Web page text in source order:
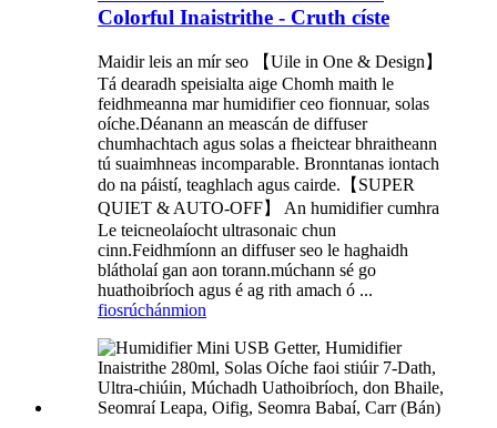
Colorful Inaistrithe - Cruth císte
Maidir leis an mír seo 【Uile in One & Design】
Tá dearadh speisialta aige Chomh maith le
feidhmeanna mar humidifier ceo fionnuar, solas
oíche.Déanann an meascán de diffuser
chumhachtach agus solas a fheictear bhraitheann
tú suaimhneas incomparable. Bronntanas iontach
do na páistí, teaghlach agus cairde.【SUPER
QUIET & AUTO-OFF】 An humidifier cumhra
Le teicneolaíocht ultrasonaic chun
cinn.Feidhmíonn an diffuser seo le haghaidh
blátholaí gan aon torann.múchann sé go
huathoibríoch agus é ag rith amach ó ...
fiosrúchánmion